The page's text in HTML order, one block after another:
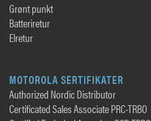
Grønt punkt
Batteriretur
Elretur
MOTOROLA SERTIFIKATER
Authorized Nordic Distributor
Certificated Sales Associate PRC-TRBO